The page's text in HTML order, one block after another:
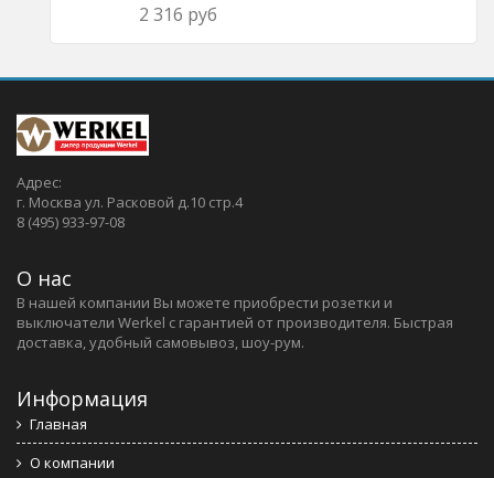
2 316 руб
Адрес:
г. Москва ул. Расковой д.10 стр.4
8 (495) 933-97-08
О нас
В нашей компании Вы можете приобрести розетки и
выключатели Werkel c гарантией от производителя. Быстрая
доставка, удобный самовывоз, шоу-рум.
Информация
Главная
О компании